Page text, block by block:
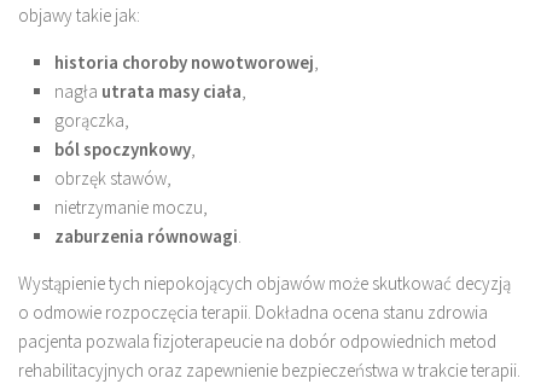
objawy takie jak:
historia choroby nowotworowej,
nagła utrata masy ciała,
gorączka,
ból spoczynkowy,
obrzęk stawów,
nietrzymanie moczu,
zaburzenia równowagi.
Wystąpienie tych niepokojących objawów może skutkować decyzją
o odmowie rozpoczęcia terapii. Dokładna ocena stanu zdrowia
pacjenta pozwala fizjoterapeucie na dobór odpowiednich metod
rehabilitacyjnych oraz zapewnienie bezpieczeństwa w trakcie terapii.